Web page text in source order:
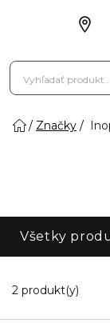
Značky
Všetky
2 produkt(y)